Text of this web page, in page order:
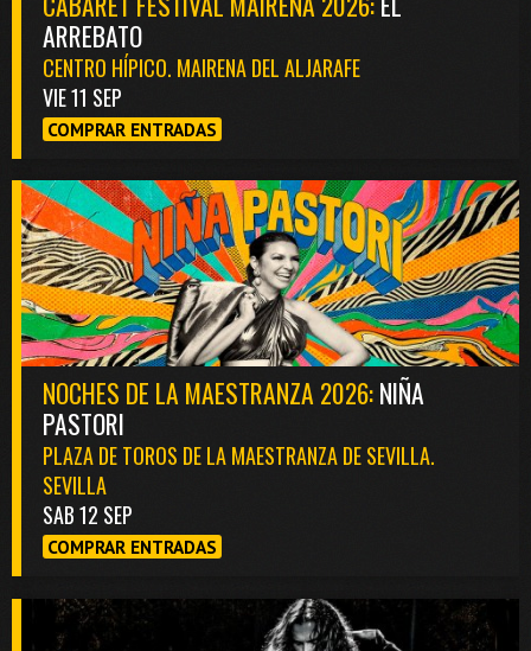
ARREBATO
CENTRO HÍPICO. MAIRENA DEL ALJARAFE
VIE 11 SEP
COMPRAR ENTRADAS
NOCHES DE LA MAESTRANZA 2026:NIÑA
PASTORI
PLAZA DE TOROS DE LA MAESTRANZA DE SEVILLA.
SEVILLA
SAB 12 SEP
COMPRAR ENTRADAS